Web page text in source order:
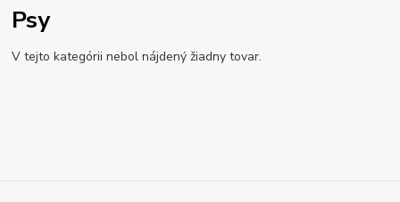
Psy
V tejto kategórii nebol nájdený žiadny tovar.